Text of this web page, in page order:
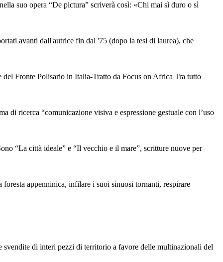
suo opera “De pictura” scriverà così: «Chi mai sì duro o sì
avanti dall'autrice fin dal '75 (dopo la tesi di laurea), che
Fronte Polisario in Italia-Tratto da Focus on Africa Tra tutto
ricerca “comunicazione visiva e espressione gestuale con l’uso
“La città ideale” e “Il vecchio e il mare”, scritture nuove per
appenninica, infilare i suoi sinuosi tornanti, respirare
di interi pezzi di territorio a favore delle multinazionali del